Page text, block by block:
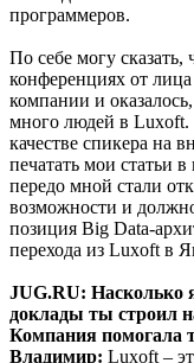
программеров.
По себе могу сказать,
конференциях от
компании и
много людей в Luxoft.
качестве спикера на
печатать мои статьи
передо мной стали
возможности и
позиция Big Data-
перехода из Luxoft в
JUG.RU: Насколько
доклады ты строил
Компания помогала
Владимир: Luxoft –